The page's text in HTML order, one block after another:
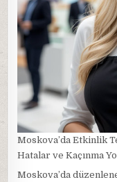
Moskova’da Etkinlik
Hatalar ve Kaçınma
Moskova’da